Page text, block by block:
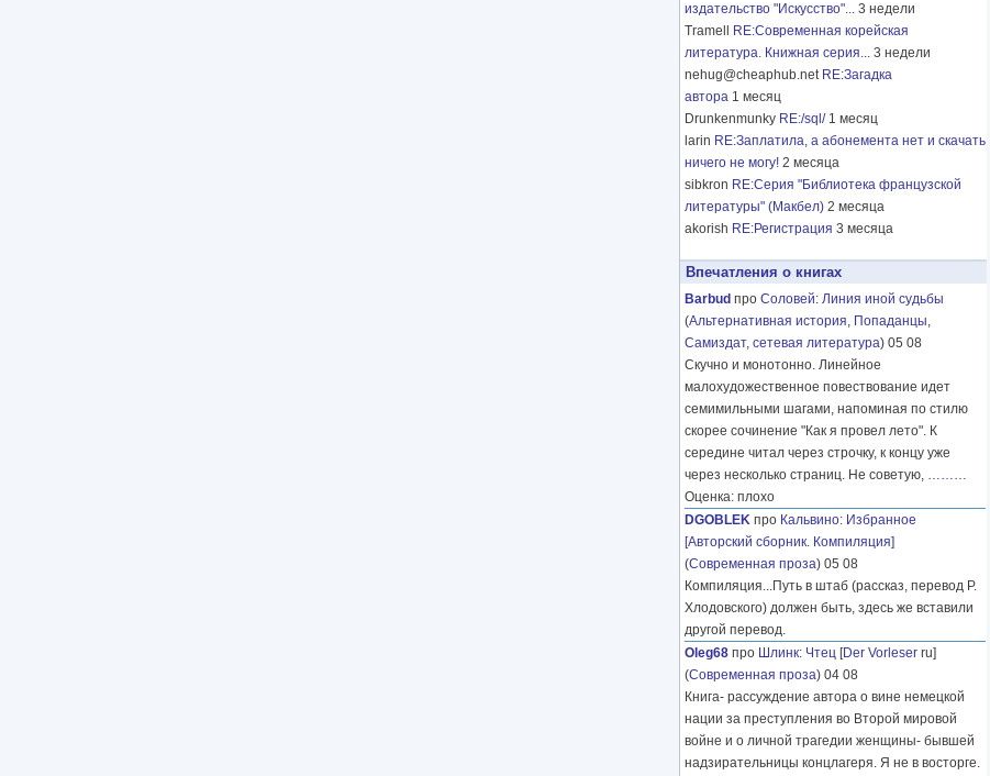
издательство "Искусство"... 3 недели
Tramell
RE:Современная корейская
литература. Книжная серия... 3 недели
nehug@cheaphub.net RE:Загадка
автора 1 месяц
Drunkenmunky RE:/sql/ 1 месяц
larin RE:Заплатила, а абонемента нет и скачать
ничего не могу! 2 месяца
sibkron RE:Серия "Библиотека французской
литературы" (Макбел) 2 месяца
akorish RE:Регистрация 3 месяца
Впечатления о книгах
Barbud про Соловей: Линия иной судьбы
(Альтернативная история, Попаданцы,
Самиздат, сетевая литература) 05 08
Скучно и монотонно. Линейное
малохудожественное повествование идет
семимильными шагами, напоминая по стилю
скорее сочинение "Как я провел лето". К
середине читал через строчку, к концу уже
через несколько страниц. Не советую, ………
Оценка: плохо
DGOBLEK про Кальвино: Избранное
[Авторский сборник. Компиляция]
(Современная проза) 05 08
Компиляция...Путь в штаб (рассказ, перевод Р.
Хлодовского) должен быть, здесь же вставили
другой перевод.
Oleg68 про Шлинк: Чтец [Der Vorleser ru]
(Современная проза) 04 08
Книга- рассуждение автора о вине немецкой
нации за преступления во Второй мировой
войне и о личной трагедии женщины- бывшей
надзирательницы концлагеря. Я не в восторге.